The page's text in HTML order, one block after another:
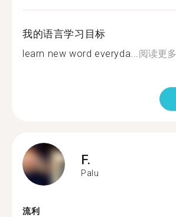
我的语言学习目标
learn new word everyda... 阅读更多
F.
Palu
流利